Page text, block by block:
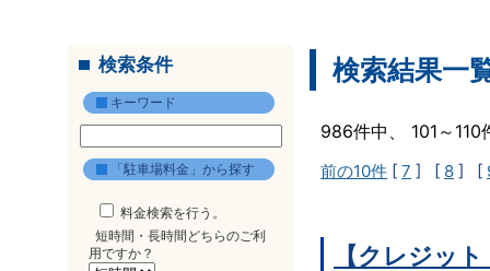
検索条件
キーワード
「駐車場料金」から探す
料金検索を行う。
短時間・長時間どちらのご利
用ですか？
検索結果一
986件中、 101～
前の10件 [ 7 ] [ 8 ] [
【クレジッ